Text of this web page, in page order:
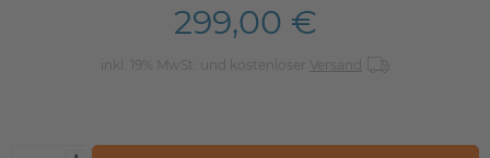
299,00 €
inkl. 19% MwSt. und kostenloser Versand